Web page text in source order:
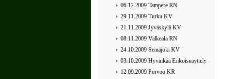
06.12.2009 Tampere RN
29.11.2009 Turku KV
21.11.2009 Jyväskylä KV
08.11.2009 Valkeala RN
24.10.2009 Seinäjoki KV
03.10.2009 Hyvinkää Erikoisnäyttely
12.09.2009 Porvoo KR